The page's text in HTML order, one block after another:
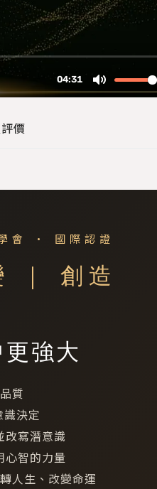
價
會 · 國際認證
｜ 創造
強大
質
決定
改寫潛意識
心智的力量
人生、改變命運